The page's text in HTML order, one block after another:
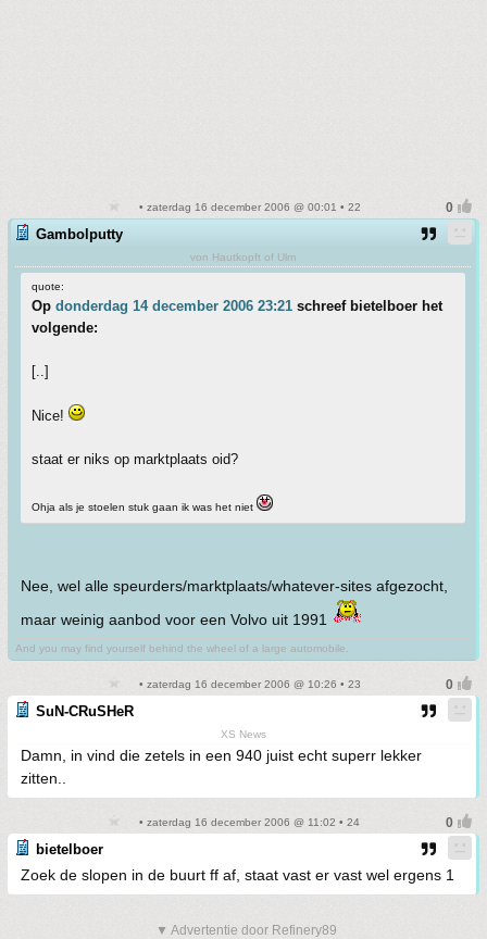
• zaterdag 16 december 2006 @ 00:01 • 22
Gambolputty
von Hautkopft of Ulm
quote:
Op donderdag 14 december 2006 23:21 schreef bietelboer het
volgende:
[..]
Nice!
staat er niks op marktplaats oid?
Ohja als je stoelen stuk gaan ik was het niet
Nee, wel alle speurders/marktplaats/whatever-sites afgezocht,
maar weinig aanbod voor een Volvo uit 1991
And you may find yourself behind the wheel of a large automobile.
• zaterdag 16 december 2006 @ 10:26 • 23
SuN-CRuSHeR
XS News
Damn, in vind die zetels in een 940 juist echt superr lekker
zitten..
• zaterdag 16 december 2006 @ 11:02 • 24
bietelboer
Zoek de slopen in de buurt ff af, staat vast er vast wel ergens 1
▼ Advertentie door Refinery89